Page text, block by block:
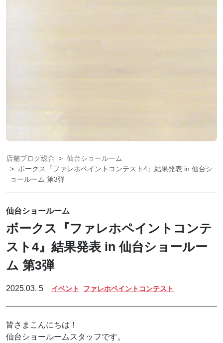
店舗ブログ総合
仙台ショールーム
ボークス『ファレホペイントコンテスト4』結果発表 in 仙台シ
ョールーム 第3弾
仙台ショールーム
ボークス『ファレホペイントコンテ
スト4』結果発表 in 仙台ショールー
ム 第3弾
2025.03. 5 イベント ファレホペイントコンテスト
皆さまこんにちは！
仙台ショールームスタッフです。